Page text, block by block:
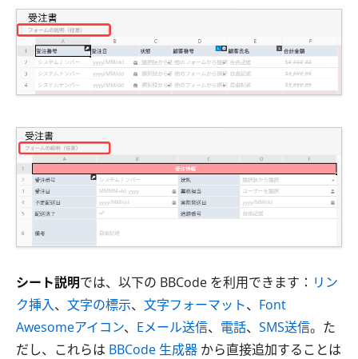
シート説明では、以下の BBCode を利用できます： リン
ク挿入、 文字の標示、 文字フォーマット、 Font
Awesomeアイコン、 Eメール送信、 電話、 SMS送信。た
だし、これらは BBCode 生成器 から直接追加することは